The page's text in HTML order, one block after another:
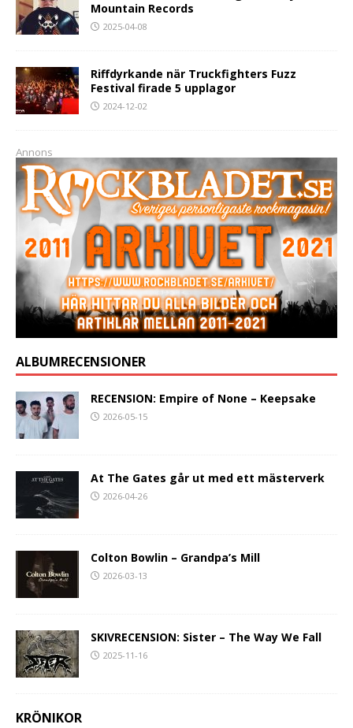
Mountain Records
2025-04-08
Riffdyrkande när Truckfighters Fuzz
Festival firade 5 upplagor
2024-12-02
Annons
ALBUMRECENSIONER
RECENSION: Empire of None – Keepsake
2026-05-15
At The Gates går ut med ett mästerverk
2026-04-26
Colton Bowlin – Grandpa’s Mill
2026-03-13
SKIVRECENSION: Sister – The Way We Fall
2025-11-16
KRÖNIKOR